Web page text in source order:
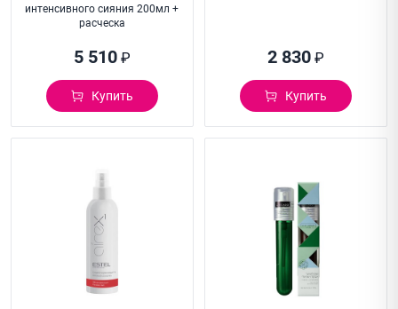
интенсивного сияния 200мл +
расческа
5 510₽
Купить
2 830₽
Купить